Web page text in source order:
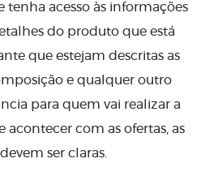
tenha acesso às informações
do produto que está
que estejam descritas as
e qualquer outro
para quem vai realizar a
acontecer com as ofertas, as
ser claras.